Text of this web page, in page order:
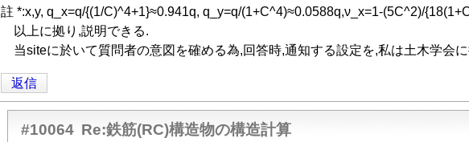
註 *:x,y, q_x=q/{(1/C)^4+1}≈0.941q, q_y=q/(1+C^4)≈0.0588q,ν_x=1-(5C^2)/
以上に拠り,説明できる.
当siteに於いて質問者の意図を確める為,回答時,通知する設定を,私は土木学会
返信
#10064 Re:鉄筋(RC)構造物の構造計算